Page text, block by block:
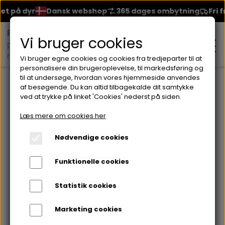
dyr Dansk webshop 365 dages ombytning Fri
MAKEUP
ANSIGT
FOUNDATION
BLUSH
BRYN
GEL
ØJNE
HUDPLEJE
ØJENCREME
HÅRPLEJE
SHAMPOO
Forside Brands Seventeen Neglelakker fra Seventeen
Vi bruger cookies
Vi bruger egne cookies og cookies fra tredjeparter til at
personalisere din brugeroplevelse, til markedsføring og
til at undersøge, hvordan vores hjemmeside anvendes
af besøgende. Du kan altid tilbagekalde dit samtykke
ved at trykke på linket 'Cookies' nederst på siden.
Læs mere om cookies her
Nødvendige cookies
Funktionelle cookies
Statistik cookies
Marketing cookies